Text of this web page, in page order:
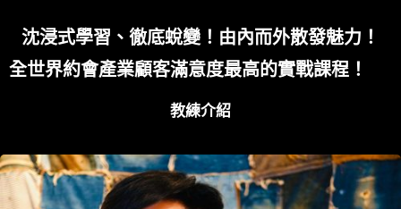
沈浸式學習、徹底蛻變！由內而外散發魅力！
全世界約會產業顧客滿意度最高的實戰課程！
教練介紹